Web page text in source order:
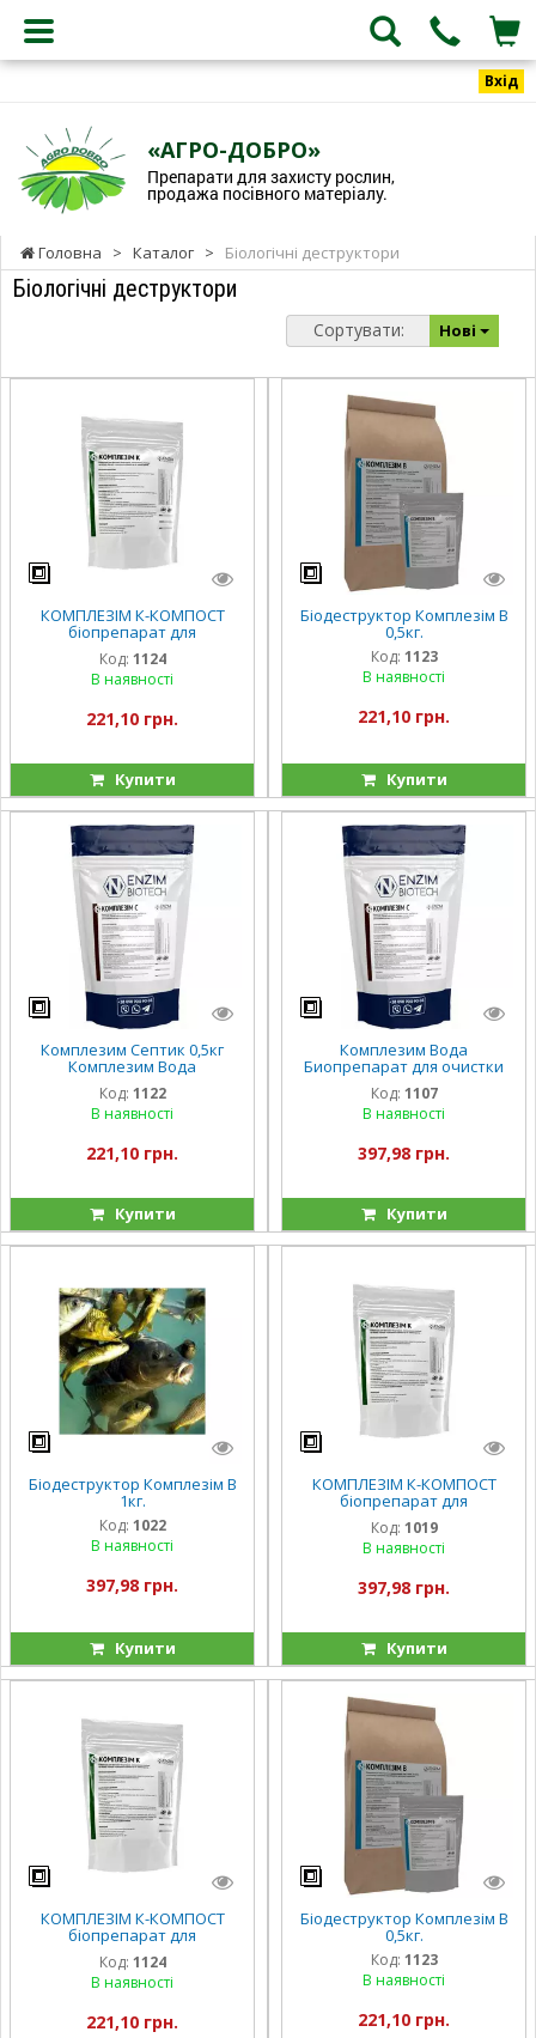
Вхід
«АГРО-ДОБРО»
Препарати для захисту рослин,
продажа посівного матеріалу.
Головна > Каталог > Біологічні деструктори
Біологічні деструктори
Сортувати: Нові
КОМПЛЕЗІМ К-КОМПОСТ
біопрепарат для
компостування 0,5кг.
Код: 1124
В наявності
221,10 грн.
Купити
Біодеструктор Комплезім В
0,5кг.
Код: 1123
В наявності
221,10 грн.
Купити
Комплезим Септик 0,5кг
Комплезим Вода
Биопрепарат для очистки
водоёмов от органических
загрязнений и "цветения
Код: 1122
В наявності
221,10 грн.
Купити
Комплезим Вода
Биопрепарат для очистки
водоёмов от органических
загрязнений и "цветения"
воды 1кг.
Код: 1107
В наявності
397,98 грн.
Купити
Біодеструктор Комплезім В
1кг.
Код: 1022
В наявності
397,98 грн.
Купити
КОМПЛЕЗІМ К-КОМПОСТ
біопрепарат для
компостування 1кг.
Код: 1019
В наявності
397,98 грн.
Купити
КОМПЛЕЗІМ К-КОМПОСТ
біопрепарат для
компостування 0,5кг.
Код: 1124
В наявності
221,10 грн.
Біодеструктор Комплезім В
0,5кг.
Код: 1123
В наявності
221,10 грн.